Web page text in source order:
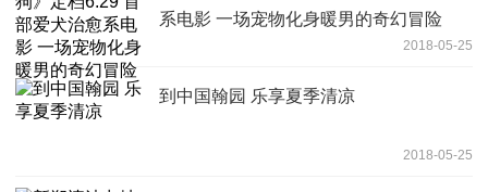
系电影 一场宠物化身暖男的奇幻冒险
2018-05-25
到中国翰园 乐享夏季清凉
2018-05-25